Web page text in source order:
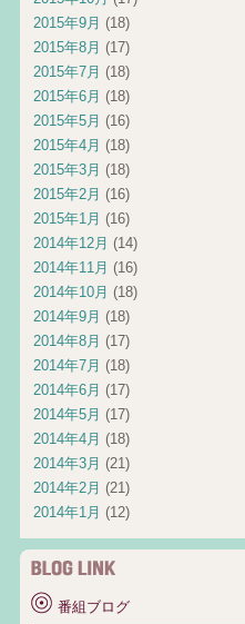
2015年9月 (18)
2015年8月 (17)
2015年7月 (18)
2015年6月 (18)
2015年5月 (16)
2015年4月 (18)
2015年3月 (18)
2015年2月 (16)
2015年1月 (16)
2014年12月 (14)
2014年11月 (16)
2014年10月 (18)
2014年9月 (18)
2014年8月 (17)
2014年7月 (18)
2014年6月 (17)
2014年5月 (17)
2014年4月 (18)
2014年3月 (21)
2014年2月 (21)
2014年1月 (12)
番組ブログ